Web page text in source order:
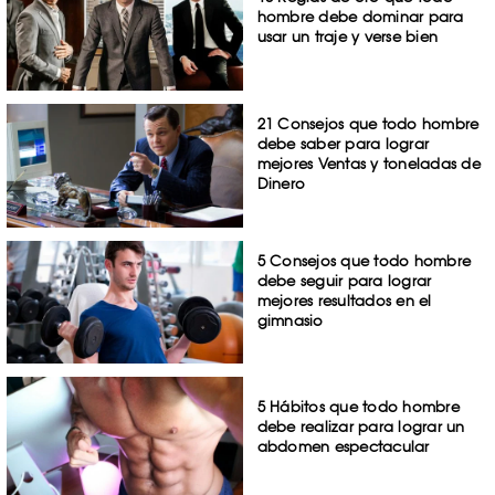
hombre debe dominar para
usar un traje y verse bien
21 Consejos que todo hombre
debe saber para lograr
mejores Ventas y toneladas de
Dinero
5 Consejos que todo hombre
debe seguir para lograr
mejores resultados en el
gimnasio
5 Hábitos que todo hombre
debe realizar para lograr un
abdomen espectacular